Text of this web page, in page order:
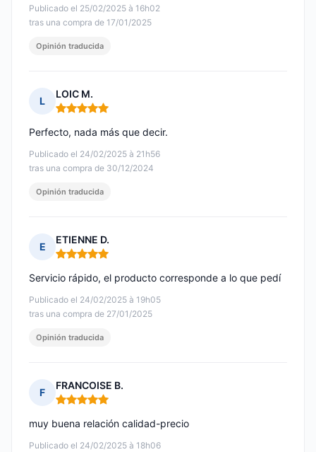
Publicado el 25/02/2025 à 16h02
tras una compra de 17/01/2025
Opinión traducida
L
LOIC M.
Nota: 5 de 5
Publicado el 24/02/2025 à 21h56
tras una compra de 30/12/2024
Perfecto, nada más que decir.
Opinión traducida
E
ETIENNE D.
Nota: 5 de 5
Publicado el 24/02/2025 à 19h05
tras una compra de 27/01/2025
Servicio rápido, el producto corresponde a lo que pedí
Opinión traducida
F
FRANCOISE B.
Nota: 5 de 5
Publicado el 24/02/2025 à 18h06
muy buena relación calidad-precio